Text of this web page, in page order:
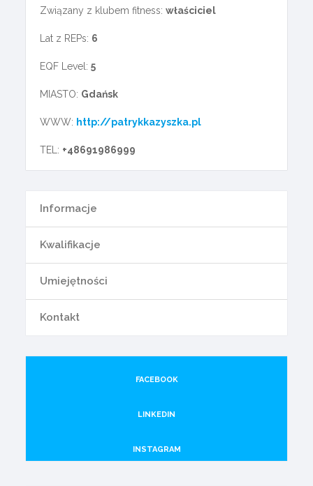
Związany z klubem fitness:właściciel
Lat z REPs: 6
EQF Level:5
MIASTO: Gdańsk
WWW: http://patrykkazyszka.pl
TEL: +48691986999
Informacje
Kwalifikacje
Umiejętności
Kontakt
FACEBOOK
LINKEDIN
INSTAGRAM